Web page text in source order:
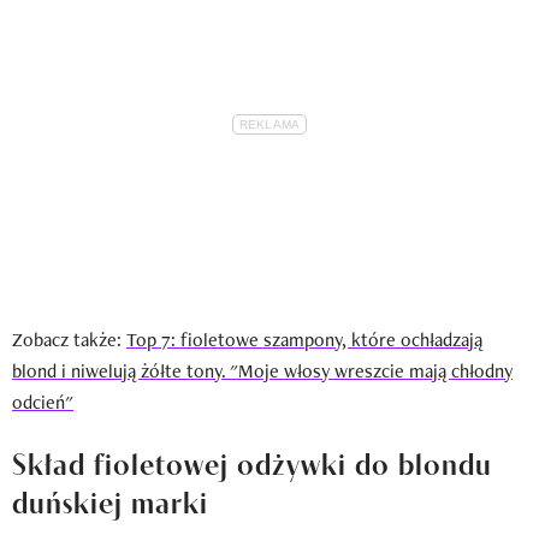
Zobacz także: Top 7: fioletowe szampony, które ochładzają
blond i niwelują żółte tony. "Moje włosy wreszcie mają chłodny
odcień"
Skład fioletowej odżywki do blondu
duńskiej marki